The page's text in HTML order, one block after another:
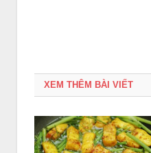
XEM THÊM BÀI VIẾT